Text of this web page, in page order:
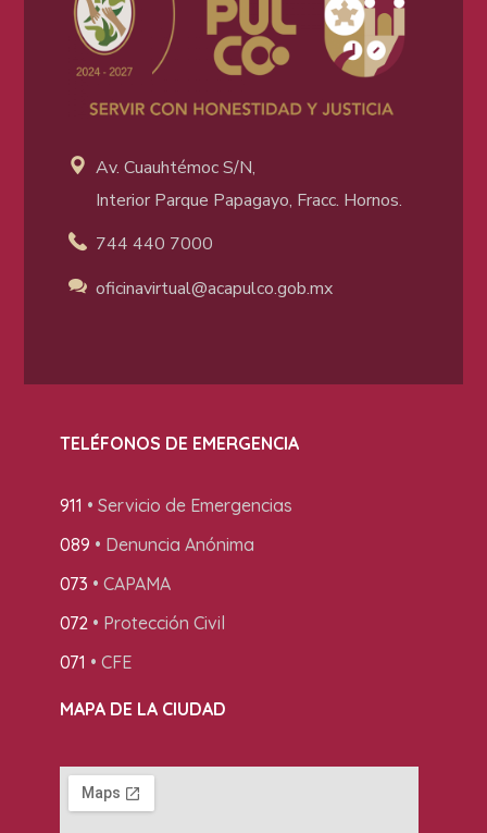
Av. Cuauhtémoc S/N,
Interior Parque Papagayo, Fracc. Hornos.
744 440 7000
oficinavirtual@acapulco.gob.mx
TELÉFONOS DE EMERGENCIA
911 • Servicio de Emergencias
089 • Denuncia Anónima
073 • CAPAMA
072• Protección Civil
071 • CFE
MAPA DE LA CIUDAD